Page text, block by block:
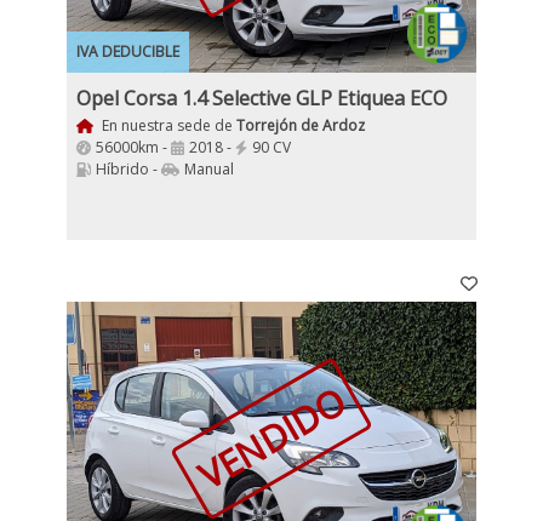
IVA DEDUCIBLE
Opel Corsa 1.4 Selective GLP Etiquea ECO
En nuestra sede de Torrejón de Ardoz
56000km -
2018 -
90 CV
Híbrido -
Manual
VENDIDO